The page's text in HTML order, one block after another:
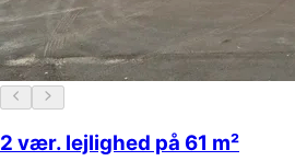
2 vær. lejlighed på 61 m²